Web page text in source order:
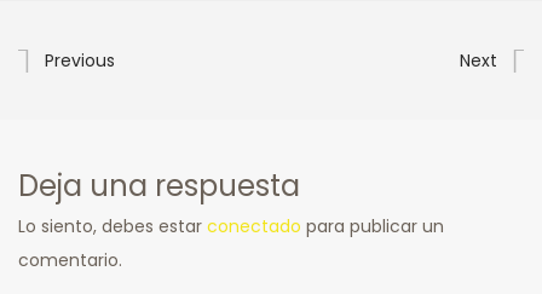
Previous Next
Deja una respuesta
Lo siento, debes estar conectado para publicar un
comentario.